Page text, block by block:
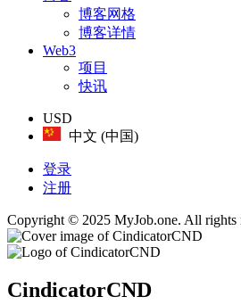
博客网格
博客详情
Web3
项目
快讯
USD
中文 (中国)
登录
注册
Copyright © 2025 MyJob.one. All rights
CindicatorCND